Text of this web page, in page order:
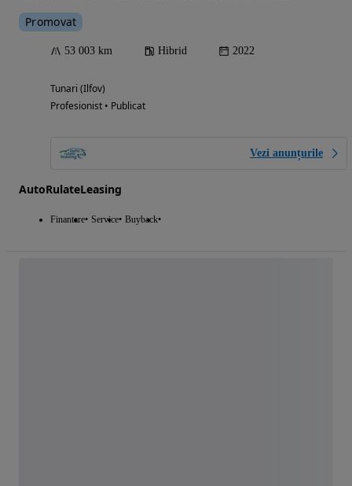
Promovat
53 003 km Hibrid 2022
Tunari (Ilfov)
Profesionist • Publicat
Vezi anunțurile
AutoRulateLeasing
Finantare Service Buyback